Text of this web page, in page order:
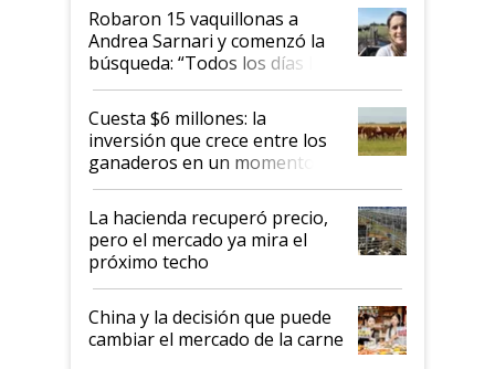
Robaron 15 vaquillonas a
Andrea Sarnari y comenzó la
búsqueda: “Todos los días le
toca a algún productor”
Cuesta $6 millones: la
inversión que crece entre los
ganaderos en un momento
histórico para la actividad
La hacienda recuperó precio,
pero el mercado ya mira el
próximo techo
China y la decisión que puede
cambiar el mercado de la carne